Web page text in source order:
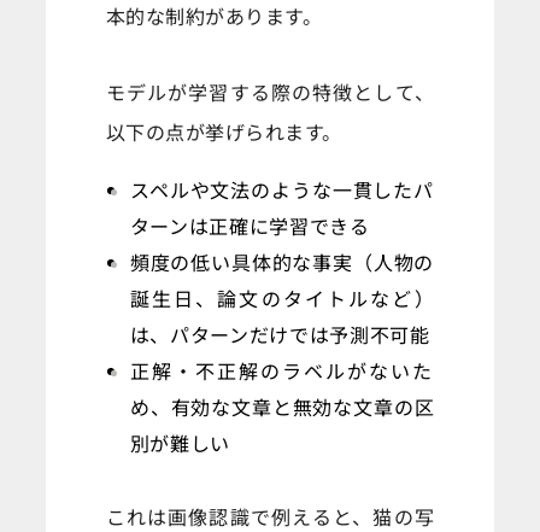
本的な制約があります。
モデルが学習する際の特徴として、
以下の点が挙げられます。
スペルや文法のような一貫したパ
ターンは正確に学習できる
頻度の低い具体的な事実（人物の
誕生日、論文のタイトルなど）
は、パターンだけでは予測不可能
正解・不正解のラベルがないた
め、有効な文章と無効な文章の区
別が難しい
これは画像認識で例えると、猫の写